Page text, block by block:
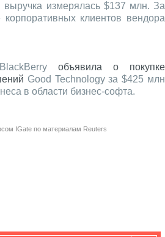
выручка измерялась $137 млн. За
корпоративных клиентов вендора
объявила о покупке
Good Technology за $425 млн
в области бизнес-софта.
IGate по материалам Reuters